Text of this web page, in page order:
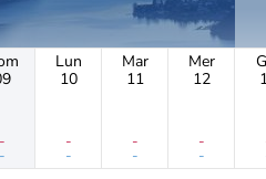
-
-
Lun
10
-
-
Mar
11
-
-
Mer
12
-
-